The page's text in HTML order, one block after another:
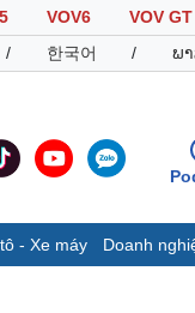
VOV6
VOV GT
/ 한국어 / ພ
- Xe máy Doanh